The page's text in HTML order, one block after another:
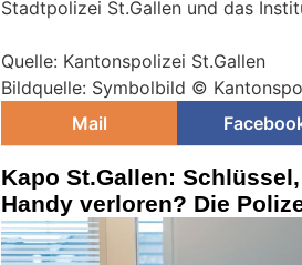
Stadtpolizei St.Gallen und das
Quelle: Kantonspolizei St.Gallen
Bildquelle: Symbolbild ©
Mail
Kapo St.Gallen:
Handy verloren? Die